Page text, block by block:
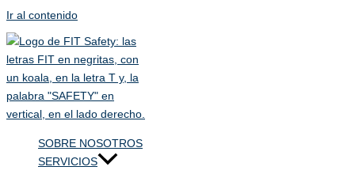
Ir al contenido
SOBRE NOSOTROS
SERVICIOS